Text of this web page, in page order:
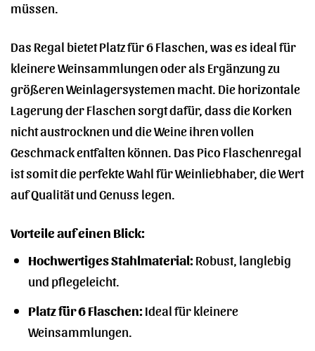
müssen.
Das Regal bietet Platz für 6 Flaschen, was es ideal für
kleinere Weinsammlungen oder als Ergänzung zu
größeren Weinlagersystemen macht. Die horizontale
Lagerung der Flaschen sorgt dafür, dass die Korken
nicht austrocknen und die Weine ihren vollen
Geschmack entfalten können. Das Pico Flaschenregal
ist somit die perfekte Wahl für Weinliebhaber, die Wert
auf Qualität und Genuss legen.
Vorteile auf einen Blick:
Hochwertiges Stahlmaterial:Robust, langlebig
und pflegeleicht.
Platz für 6 Flaschen:Ideal für kleinere
Weinsammlungen.